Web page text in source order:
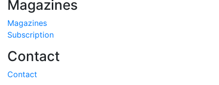
Magazines
Magazines
Subscription
Contact
Contact